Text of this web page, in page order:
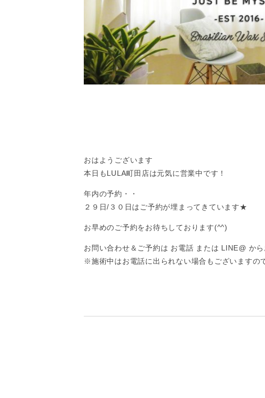
おはようございます
本日もLULA町田店は元気に営業中です！
年内の予約・・
２９日/３０日はご予約が埋まってきています★
お早めのご予約をお待ちしております(^^)
お問い合わせ＆ご予約は お電話 または LINE@ から
※施術中はお電話に出られない場合もございますの